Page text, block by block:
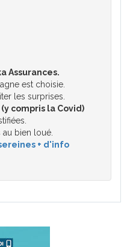
Assurances.
est choisie.
les surprises.
compris la Covid)
bien loué.
+ d'info